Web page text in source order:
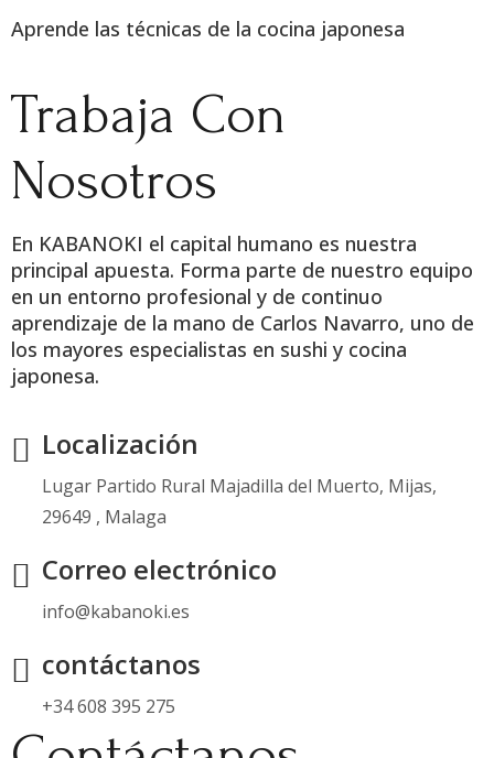
Aprende las técnicas de la cocina japonesa
Trabaja Con
Nosotros
En KABANOKI el capital humano es nuestra
principal apuesta. Forma parte de nuestro equipo
en un entorno profesional y de continuo
aprendizaje de la mano de Carlos Navarro, uno de
los mayores especialistas en sushi y cocina
japonesa.
Localización
Lugar Partido Rural Majadilla del Muerto, Mijas,
29649 , Malaga
Correo electrónico
info@kabanoki.es
contáctanos
+34 608 395 275